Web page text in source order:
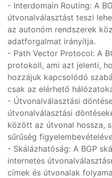
- Interdomain Routing: A
útvonalválasztást teszi
az autonóm rendszerek
adatforgalmat irányítja.
- Path Vector Protocol: A
protokoll, ami azt jelenti,
hozzájuk kapcsolódó
csak az elérhető
- Útvonalválasztási
útvonalválasztási
között az útvonal hossza,
sűrűség
- Skálázhatóság: A BGP
internetes
címek és útvonalak